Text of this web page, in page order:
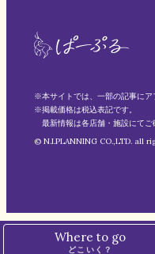
Where to go
どこいく？
※本サイトでは、一部の記事にア
※掲載価格は税込表記です。
最新情報は各店舗・施設にてご
© N.I.PLANNING CO.,LTD. all